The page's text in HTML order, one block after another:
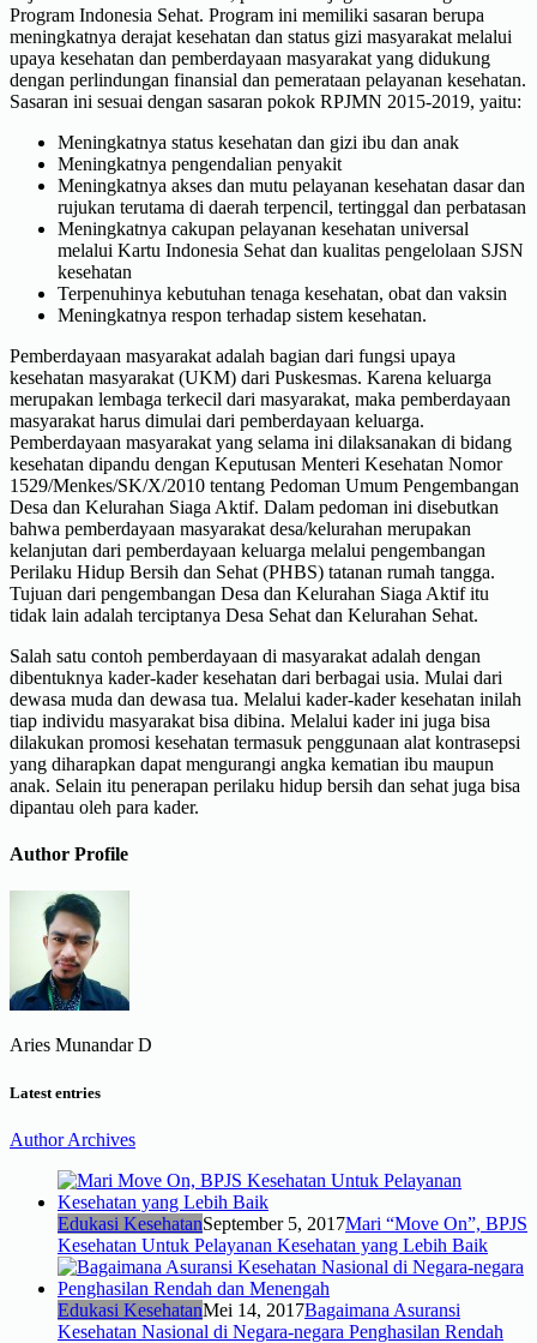
Program Indonesia Sehat. Program ini memiliki sasaran berupa
meningkatnya derajat kesehatan dan status gizi masyarakat melalui
upaya kesehatan dan pemberdayaan masyarakat yang didukung
dengan perlindungan finansial dan pemerataan pelayanan kesehatan.
Sasaran ini sesuai dengan sasaran pokok RPJMN 2015-2019, yaitu:
Meningkatnya status kesehatan dan gizi ibu dan anak
Meningkatnya pengendalian penyakit
Meningkatnya akses dan mutu pelayanan kesehatan dasar dan
rujukan terutama di daerah terpencil, tertinggal dan perbatasan
Meningkatnya cakupan pelayanan kesehatan universal
melalui Kartu Indonesia Sehat dan kualitas pengelolaan SJSN
kesehatan
Terpenuhinya kebutuhan tenaga kesehatan, obat dan vaksin
Meningkatnya respon terhadap sistem kesehatan.
Pemberdayaan masyarakat adalah bagian dari fungsi upaya
kesehatan masyarakat (UKM) dari Puskesmas. Karena keluarga
merupakan lembaga terkecil dari masyarakat, maka pemberdayaan
masyarakat harus dimulai dari pemberdayaan keluarga.
Pemberdayaan masyarakat yang selama ini dilaksanakan di bidang
kesehatan dipandu dengan Keputusan Menteri Kesehatan Nomor
1529/Menkes/SK/X/2010 tentang Pedoman Umum Pengembangan
Desa dan Kelurahan Siaga Aktif. Dalam pedoman ini disebutkan
bahwa pemberdayaan masyarakat desa/kelurahan merupakan
kelanjutan dari pemberdayaan keluarga melalui pengembangan
Perilaku Hidup Bersih dan Sehat (PHBS) tatanan rumah tangga.
Tujuan dari pengembangan Desa dan Kelurahan Siaga Aktif itu
tidak lain adalah terciptanya Desa Sehat dan Kelurahan Sehat.
Salah satu contoh pemberdayaan di masyarakat adalah dengan
dibentuknya kader-kader kesehatan dari berbagai usia. Mulai dari
dewasa muda dan dewasa tua. Melalui kader-kader kesehatan inilah
tiap individu masyarakat bisa dibina. Melalui kader ini juga bisa
dilakukan promosi kesehatan termasuk penggunaan alat kontrasepsi
yang diharapkan dapat mengurangi angka kematian ibu maupun
anak. Selain itu penerapan perilaku hidup bersih dan sehat juga bisa
dipantau oleh para kader.
Author Profile
Aries Munandar D
Latest entries
Author Archives
Edukasi KesehatanSeptember 5, 2017Mari “Move On”, BPJS
Kesehatan Untuk Pelayanan Kesehatan yang Lebih Baik
Edukasi KesehatanMei 14, 2017Bagaimana Asuransi
Kesehatan Nasional di Negara-negara Penghasilan Rendah